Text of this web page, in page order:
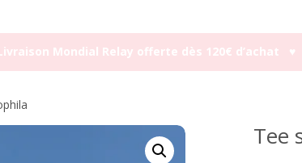
Mondial Relay offerte dès 120€ d’achat ♥︎
Tee